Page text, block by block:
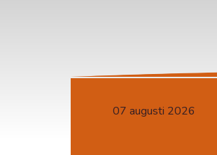
07 augusti 2026